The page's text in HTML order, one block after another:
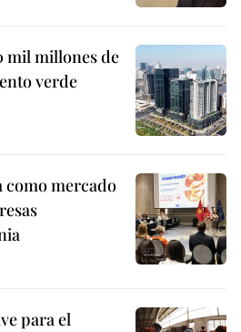
mil millones de
verde
como mercado
para el